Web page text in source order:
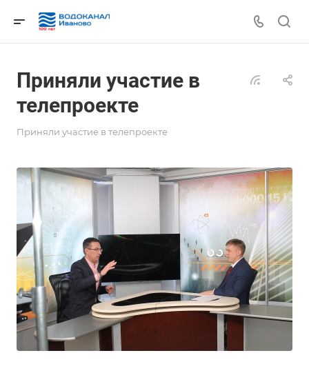
Приняли участие в
телепроекте
Приняли участие в телепроекте